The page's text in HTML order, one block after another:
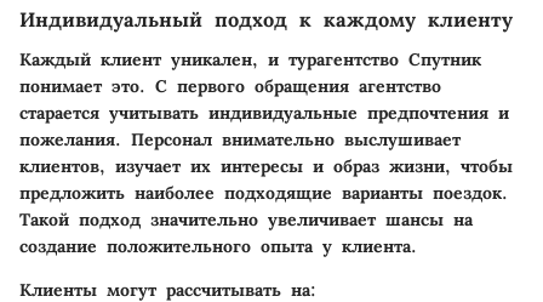
Индивидуальный подход к каждому клиенту
Каждый клиент уникален, и турагентство Спутник
понимает это. С первого обращения агентство
старается учитывать индивидуальные предпочтения и
пожелания. Персонал внимательно выслушивает
клиентов, изучает их интересы и образ жизни, чтобы
предложить наиболее подходящие варианты поездок.
Такой подход значительно увеличивает шансы на
создание положительного опыта у клиента.
Клиенты могут рассчитывать на: